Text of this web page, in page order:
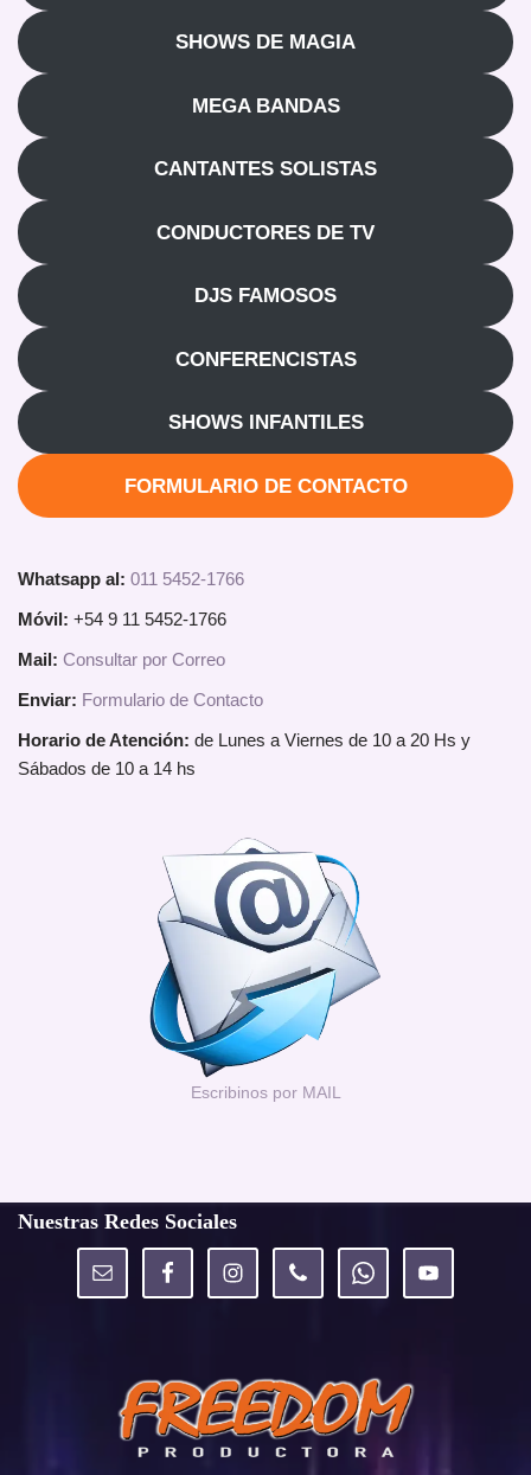
SHOWS DE MAGIA
MEGA BANDAS
CANTANTES SOLISTAS
CONDUCTORES DE TV
DJS FAMOSOS
CONFERENCISTAS
SHOWS INFANTILES
FORMULARIO DE CONTACTO
Whatsapp al: 011 5452-1766
Móvil: +54 9 11 5452-1766
Mail: Consultar por Correo
Enviar: Formulario de Contacto
Horario de Atención: de Lunes a Viernes de 10 a 20 Hs y
Sábados de 10 a 14 hs
Escribinos por MAIL
Nuestras Redes Sociales